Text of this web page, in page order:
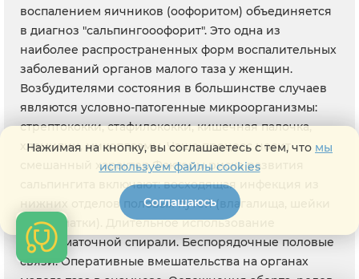
воспалением яичников (оофоритом) объединяется
в диагноз "сальпингооофорит". Это одна из
наиболее распространенных форм воспалительных
заболеваний органов малого таза у женщин.
Возбудителями состояния в большинстве случаев
являются условно-патогенные микроорганизмы:
стрептококки, стафилококки, кишечная палочка,
хламидии, микоплазмы. Чаще процесс носит
смешанный характер.Факторы риска развития
сальпингита включают: восходящая инфекция из
нижних отделов половых путей (влагалища, шейки
матки, матки). Длительное использование
внутриматочной спирали. Беспорядочные половые
связи. Оперативные вмешательства на органах
Нажимая на кнопку, вы соглашаетесь с тем, что мы
используем файлы cookies
Соглашаюсь